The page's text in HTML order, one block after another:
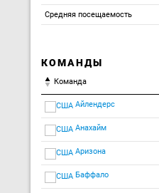
Средняя посещаемость
КОМАНДЫ
Команда
Айлендерс
Анахайм
Аризона
Баффало